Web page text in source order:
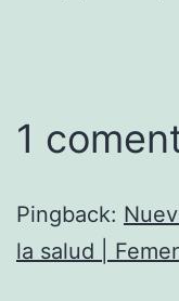
1
Pingback:
la salud |